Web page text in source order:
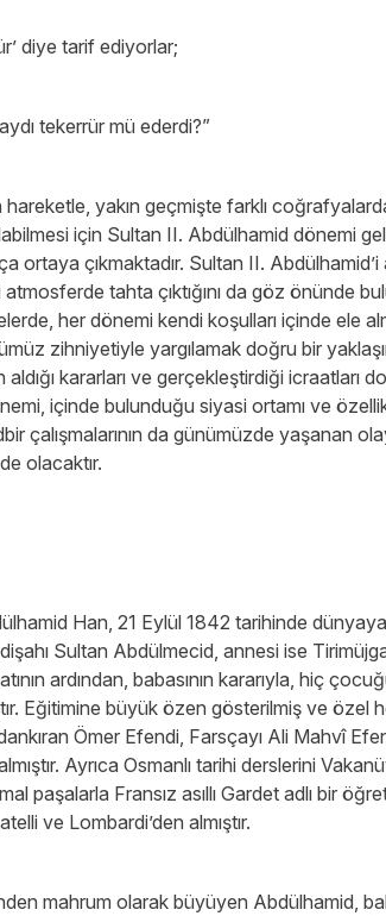
diye tarif ediyorlar;
tekerrür mü ederdi?”
hareketle, yakın geçmişte farklı
için Sultan II. Abdülhamid dönemi
ortaya çıkmaktadır. Sultan II.
atmosferde tahta çıktığını da göz önünde
her dönemi kendi koşulları içinde ele
zihniyetiyle yargılamak doğru bir
aldığı kararları ve gerçekleştirdiği icraatları
içinde bulunduğu siyasi ortamı ve
çalışmalarının da günümüzde yaşanan
olacaktır.
Han, 21 Eylül 1842 tarihinde
Sultan Abdülmecid, annesi ise
ardından, babasının kararıyla, hiç
Eğitimine büyük özen gösterilmiş ve
Ömer Efendi, Farsçayı Ali Mahvî
Ayrıca Osmanlı tarihi derslerini
paşalarla Fransız asıllı Gardet adlı bir
ve Lombardi’den almıştır.
mahrum olarak büyüyen Abdülhamid,